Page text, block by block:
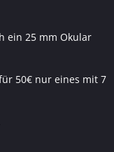
ein 25 mm Okular
50€ nur eines mit 7